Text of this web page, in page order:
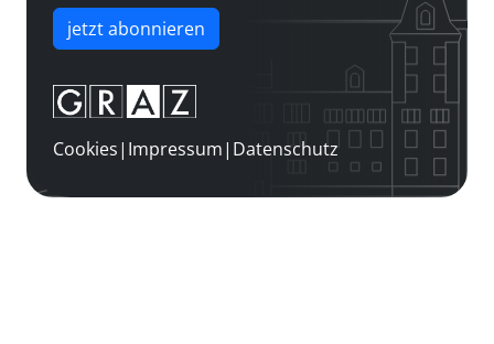
jetzt abonnieren
Cookies| Impressum| Datenschutz